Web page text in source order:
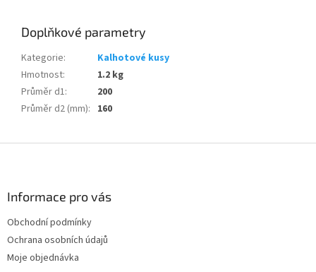
Doplňkové parametry
Kategorie:
Kalhotové kusy
Hmotnost:
1.2 kg
Průměr d1:
200
Průměr d2 (mm): 160
Informace pro vás
Obchodní podmínky
Ochrana osobních údajů
Moje objednávka